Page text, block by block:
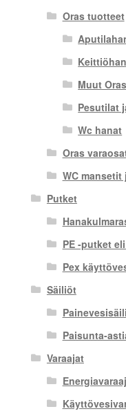
Oras tuotteet
Muut
Pesutilat
Wc hanat
Oras
WC
Putket
PE -putket
Pex
Säiliöt
Paisunta-
Varaajat